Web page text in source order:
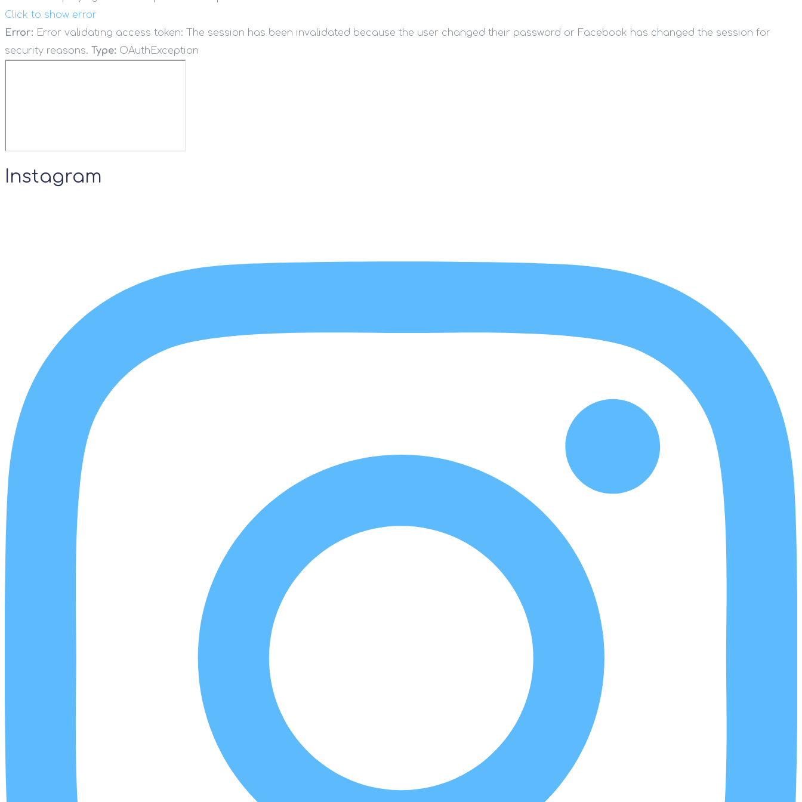
Click to show error
Error: Error validating access token: The session has been invalidated because the user changed their password or Facebook has changed the session for
security reasons. Type: OAuthException
Instagram